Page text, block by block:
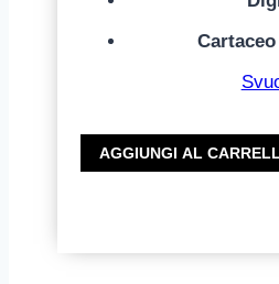
CoachMag
n.53
AGGIUNGI AL